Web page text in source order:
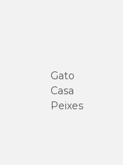
Gato
Casa
Peixes